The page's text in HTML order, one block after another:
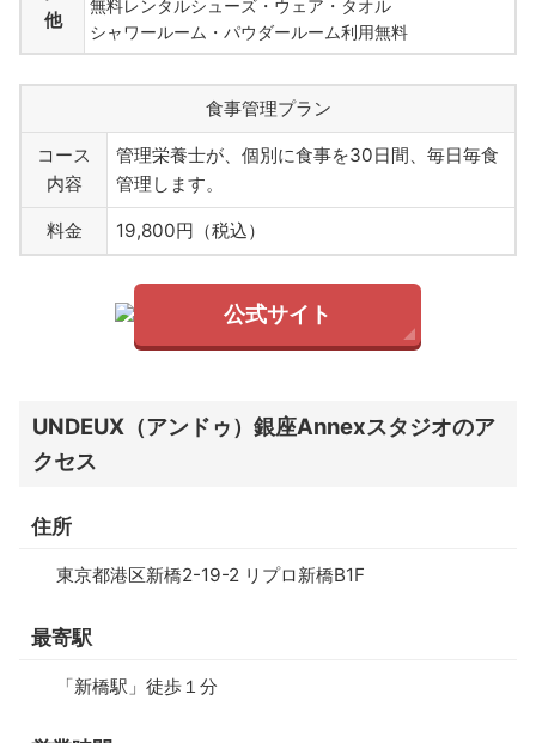
他
無料レンタルシューズ・ウェア・タオル
シャワールーム・パウダールーム利用無料
食事管理プラン
コース
内容
管理栄養士が、個別に食事を30日間、毎日毎食
管理します。
料金 19,800円（税込）
公式サイト
UNDEUX（アンドゥ）銀座Annexスタジオのア
クセス
住所
東京都港区新橋2-19-2 リプロ新橋B1F
最寄駅
「新橋駅」徒歩１分